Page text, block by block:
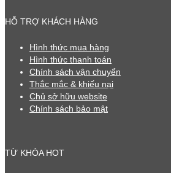
HỖ TRỢ KHÁCH HÀNG
Hình thức mua hàng
Hình thức thanh toán
Chính sách vận chuyển
Thắc mắc & khiếu nại
Chủ sở hữu website
Chính sách bảo mật
TỪ KHÓA HOT